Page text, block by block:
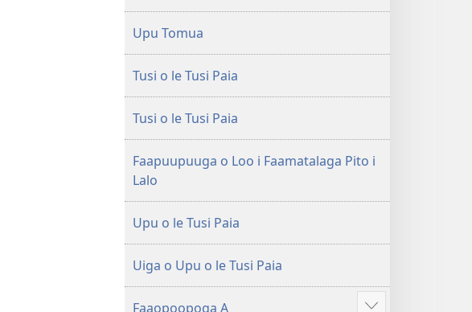
O
Faaliliuga
le
Lalolagi
i
2013)
le
a
Lalolagi
Fou
mea
Upu Tomua
Tusi o le Tusi Paia
Tusi o le Tusi Paia
Faapuupuuga o Loo i Faamatalaga Pito i
Lalo
Upu o le Tusi Paia
Uiga o Upu o le Tusi Paia
Faaopoopoga A